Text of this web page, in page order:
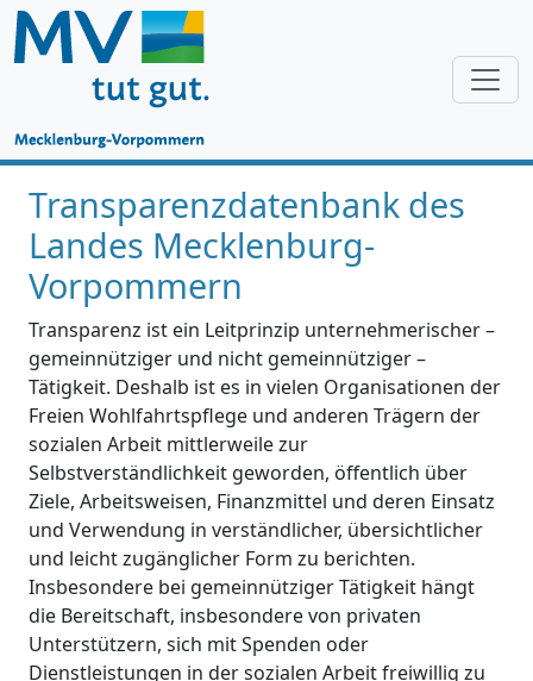
Transparenzdatenbank des
Landes Mecklenburg-
Vorpommern
Transparenz ist ein Leitprinzip unternehmerischer –
gemeinnütziger und nicht gemeinnütziger –
Tätigkeit. Deshalb ist es in vielen Organisationen der
Freien Wohlfahrtspflege und anderen Trägern der
sozialen Arbeit mittlerweile zur
Selbstverständlichkeit geworden, öffentlich über
Ziele, Arbeitsweisen, Finanzmittel und deren Einsatz
und Verwendung in verständlicher, übersichtlicher
und leicht zugänglicher Form zu berichten.
Insbesondere bei gemeinnütziger Tätigkeit hängt
die Bereitschaft, insbesondere von privaten
Unterstützern, sich mit Spenden oder
Dienstleistungen in der sozialen Arbeit freiwillig zu